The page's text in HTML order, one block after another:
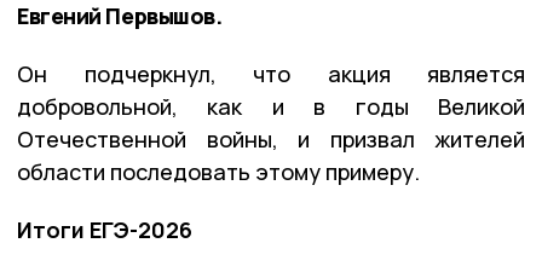
Евгений Первышов.
Он подчеркнул, что акция является
добровольной, как и в годы Великой
Отечественной войны, и призвал жителей
области последовать этому примеру.
Итоги ЕГЭ-2026